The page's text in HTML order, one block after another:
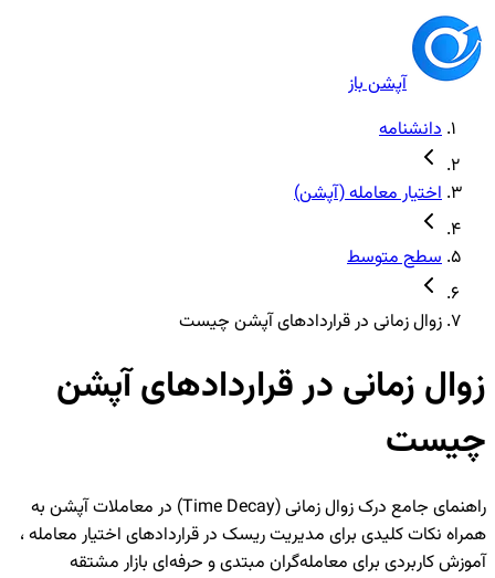
آپشن باز
دانشنامه
اختیار معامله (آپشن)
سطح متوسط
زوال زمانی در قراردادهای آپشن چیست
زوال زمانی در قراردادهای آپشن
چیست
راهنمای جامع درک زوال زمانی (Time Decay) در معاملات آپشن به
همراه نکات کلیدی برای مدیریت ریسک در قراردادهای اختیار معامله ،
آموزش کاربردی برای معامله‌گران مبتدی و حرفه‌ای بازار مشتقه